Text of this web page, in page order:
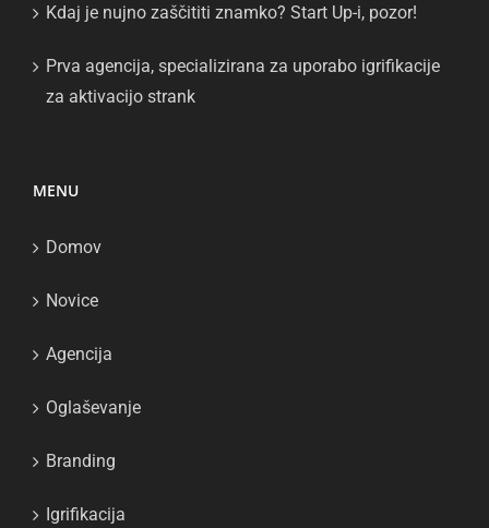
Kdaj je nujno zaščititi znamko? Start Up-i, pozor!
Prva agencija, specializirana za uporabo igrifikacije
za aktivacijo strank
MENU
Domov
Novice
Agencija
Oglaševanje
Branding
Igrifikacija